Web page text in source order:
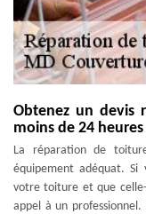
Obtenez un devis
moins de 24
La réparation de
équipement adéquat. Si
votre toiture et que
appel à un professionnel.